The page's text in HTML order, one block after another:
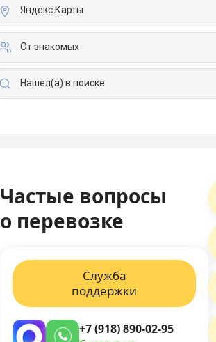
Яндекс Карты
От знакомых
Нашел(а) в поиске
Частые вопросы
о перевозке
Служба
поддержки
+7 (918) 890-02-95